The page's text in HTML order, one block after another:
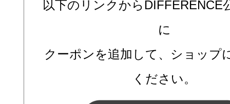
以下のリンクからDIFFERENCE
に
クーポンを追加して、ショップ
ください。